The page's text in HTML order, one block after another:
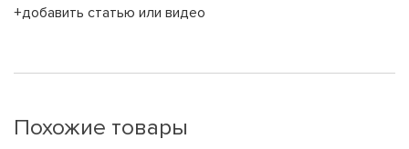
+добавить статью или видео
Похожие товары